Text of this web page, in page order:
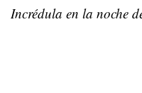
Incrédula en la noche